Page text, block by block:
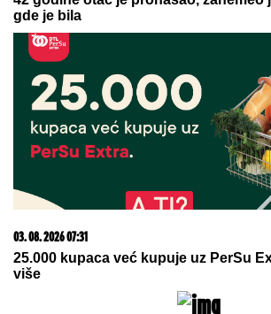
tajna starog srpskog običaja -
ispod jastuka stavite jednu stvar
Isti roditelji, potpuno
DECA: Čuveni
nas redosled rođenja
jedno dete uvek
KRAJ
"SMETALI SU MU
Voditeljka Ana
o razvodu od pevača
Radulovića